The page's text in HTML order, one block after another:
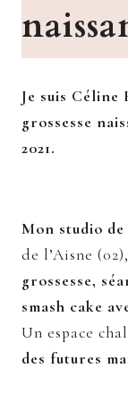
Je suis
grossesse
2021.
Mon studio
de l’Aisne
grossesse,
smash cake
Un espace
des futures